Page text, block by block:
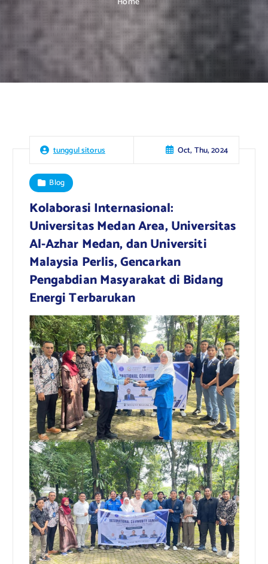
tunggul sitorus Oct, Thu, 2024
Blog
Kolaborasi Internasional:
Universitas Medan Area, Universitas
Al-Azhar Medan, dan Universiti
Malaysia Perlis, Gencarkan
Pengabdian Masyarakat di Bidang
Energi Terbarukan